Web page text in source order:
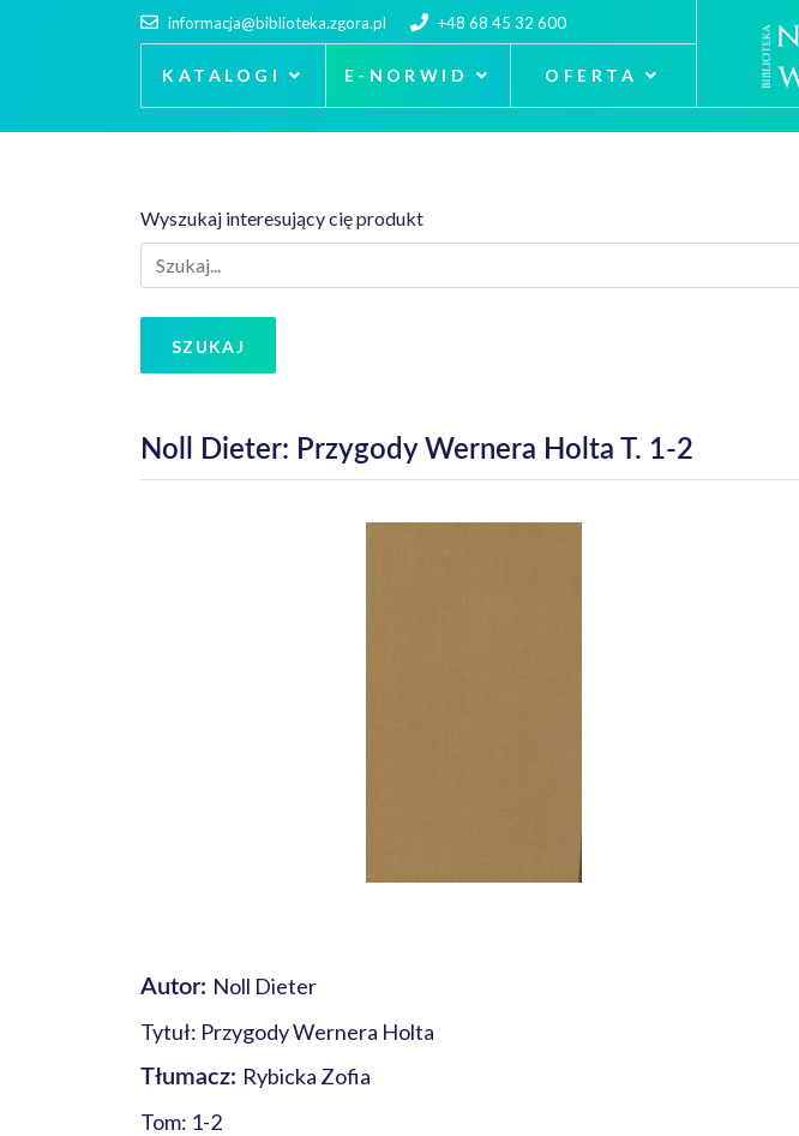
informacja@biblioteka.zgora.pl +48 68 45 32 600
KATALOGI E-NORWID OFERTA
Wyszukaj interesujący cię produkt
SZUKAJ
Noll Dieter: Przygody Wernera Holta T. 1-2
Autor: Noll Dieter
Tytuł: Przygody Wernera Holta
Tłumacz: Rybicka Zofia
Tom: 1-2